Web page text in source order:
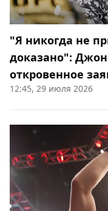
"Я никогда не
доказано":
откровенное
12:45, 29 июля 2026